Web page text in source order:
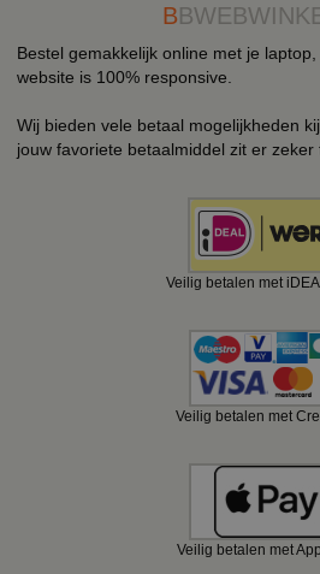
B
Bestel gemakkelijk online met je
website is 100% responsive.
Wij bieden vele betaal mogelijkheden
jouw favoriete betaalmiddel zit er zeker
Veilig betalen met
Veilig betalen met
Veilig betalen met